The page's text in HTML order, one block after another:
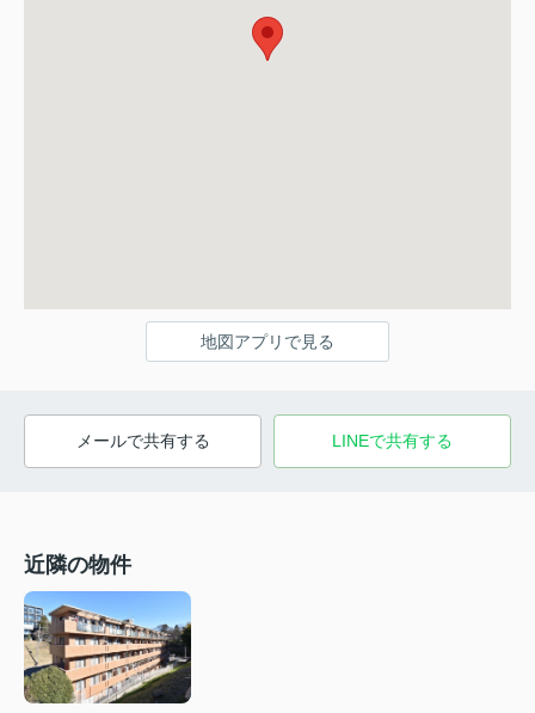
地図アプリで見る
メールで共有する LINEで共有する
近隣の物件